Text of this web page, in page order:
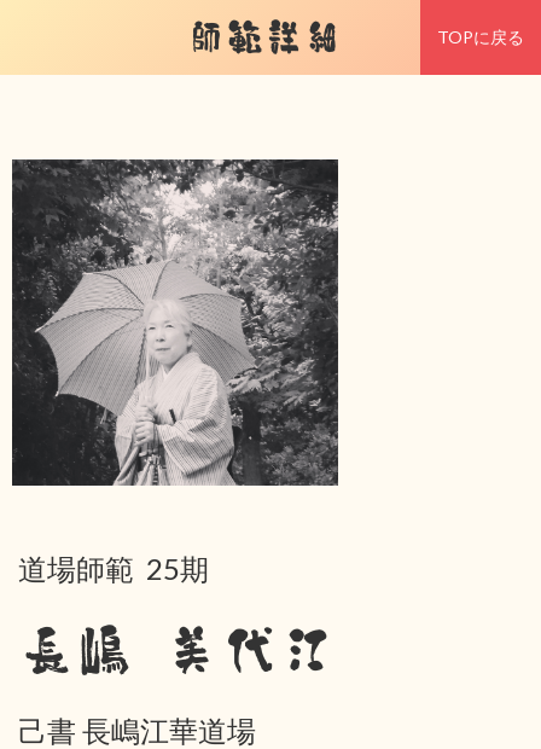
師範詳細 TOPに戻る
道場師範 25期
長嶋 美代江
己書 長嶋江華道場